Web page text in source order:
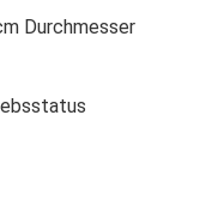
Durchmesser